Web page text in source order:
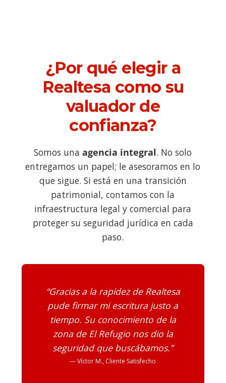
¿Por qué elegir a
Realtesa como su
valuador de
confianza?
Somos unaagencia integral. No solo
entregamos un papel; le asesoramos en lo
que sigue. Si está en una transición
patrimonial, contamos con la
infraestructura legal y comercial para
proteger su seguridad jurídica en cada
paso.
“Gracias a la rapidez de Realtesa
pude firmar mi escritura justo a
tiempo. Su conocimiento de la
zona de El Refugio nos dio la
seguridad que buscábamos.”
— Víctor M., Cliente Satisfecho